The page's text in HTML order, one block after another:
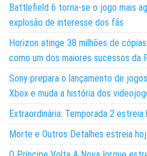
Battlefield 6 torna-se o jogo mais
explosão de interesse dos fãs
Horizon atinge 38 milhões de
como um dos maiores sucessos da
Sony prepara o lançamento de
Xbox e muda a história dos
Extraordinária: Temporada 2 estreia
Morte e Outros Detalhes estreia